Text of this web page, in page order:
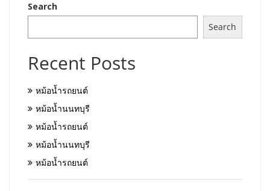
Search
Search
Recent Posts
หม้อน้ำรถยนต์
หม้อน้ำนนทบุรี
หม้อน้ำรถยนต์
หม้อน้ำนนทบุรี
หม้อน้ำรถยนต์